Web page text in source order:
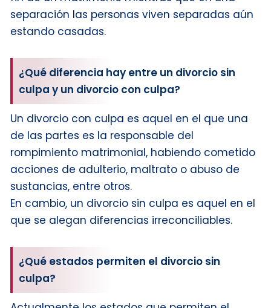
separación las personas viven separadas aún
estando casadas.
¿Qué diferencia hay entre un divorcio sin
culpa y un divorcio con culpa?
Un divorcio con culpa es aquel en el que una
de las partes es la responsable del
rompimiento matrimonial, habiendo cometido
acciones de adulterio, maltrato o abuso de
sustancias, entre otros.
En cambio, un divorcio sin culpa es aquel en el
que se alegan diferencias irreconciliables.
¿Qué estados permiten el divorcio sin
culpa?